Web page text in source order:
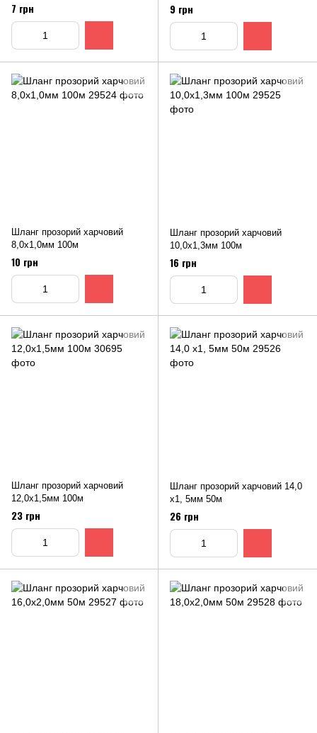
7 грн 9 грн
Шланг прозорий харчовий
8,0х1,0мм 100м
10 грн
Шланг прозорий харчовий
10,0х1,3мм 100м
16 грн
Шланг прозорий харчовий
12,0х1,5мм 100м
23 грн
Шланг прозорий харчовий 14,0
х1, 5мм 50м
26 грн